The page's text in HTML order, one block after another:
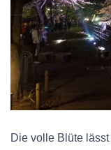
Die volle Blüte